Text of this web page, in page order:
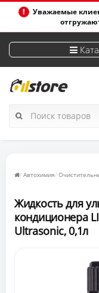
Уважаемые
Автохимия
Жидкость для
кондиционера
Ultrasonic, 0,1л